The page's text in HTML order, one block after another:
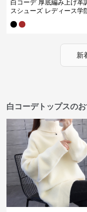
白コーデ 厚底編み上げ革
スシューズ レディース学
新
白コーデトップスの